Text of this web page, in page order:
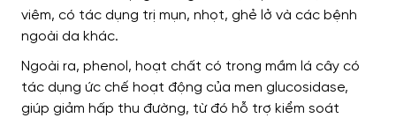
viêm, có tác dụng trị mụn, nhọt, ghẻ lở và các bệnh
ngoài da khác.
Ngoài ra, phenol, hoạt chất có trong mầm lá cây có
tác dụng ức chế hoạt động của men glucosidase,
giúp giảm hấp thu đường, từ đó hỗ trợ kiểm soát